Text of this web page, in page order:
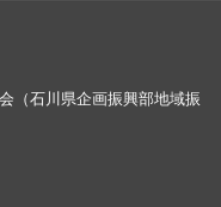
（石川県企画振興部地域振